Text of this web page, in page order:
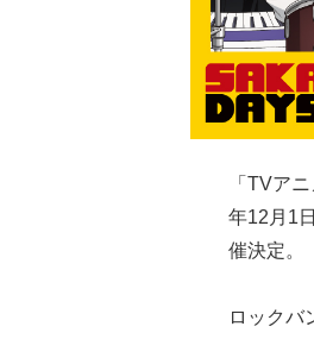
「TVア
年12月1
催決定。
ロックバ